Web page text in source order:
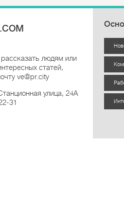
людям или
статей,
ve@pr.city
улица, 24А
31